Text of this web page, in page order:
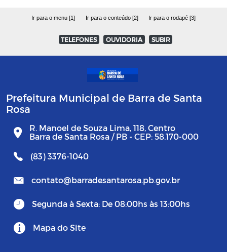
Ir para o menu [1] Ir para o conteúdo [2] Ir para o rodapé [3]
TELEFONES OUVIDORIA SUBIR
Prefeitura Municipal de Barra de Santa
Rosa
R. Manoel de Souza Lima, 118, Centro
Barra de Santa Rosa / PB - CEP: 58.170-000
(83) 3376-1040
contato@barradesantarosa.pb.gov.br
Segunda à Sexta: De 08:00hs às 13:00hs
Mapa do Site